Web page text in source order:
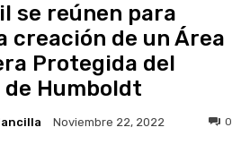
se reúnen para
creación de un Área
Protegida del
Humboldt
Noviembre 22, 2022 0